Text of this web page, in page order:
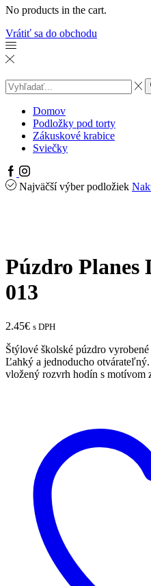
No products in the cart.
Vrátiť sa do obchodu
Search
input
Domov
Podložky pod torty
Zákuskové krabice
Sviečky
Facebook
Instagram
Najväčší výber podložiek
Púzdro Planes
013
2.45€ s DPH
Štýlové školské púzdro
Ľahký a jednoducho
vložený rozvrh hodín s motívom